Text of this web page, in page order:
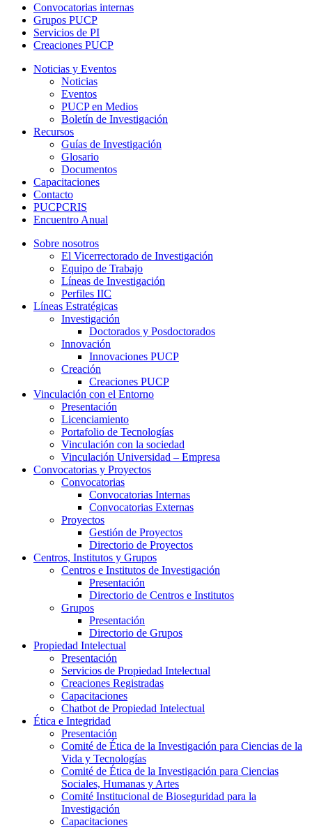
Convocatorias internas
Grupos PUCP
Servicios de PI
Creaciones PUCP
Noticias y Eventos
Noticias
Eventos
PUCP en Medios
Boletín de Investigación
Recursos
Guías de Investigación
Glosario
Documentos
Capacitaciones
Contacto
PUCPCRIS
Encuentro Anual
Sobre nosotros
El Vicerrectorado de Investigación
Equipo de Trabajo
Líneas de Investigación
Perfiles IIC
Líneas Estratégicas
Investigación
Doctorados y Posdoctorados
Innovación
Innovaciones PUCP
Creación
Creaciones PUCP
Vinculación con el Entorno
Presentación
Licenciamiento
Portafolio de Tecnologías
Vinculación con la sociedad
Vinculación Universidad – Empresa
Convocatorias y Proyectos
Convocatorias
Convocatorias Internas
Convocatorias Externas
Proyectos
Gestión de Proyectos
Directorio de Proyectos
Centros, Institutos y Grupos
Centros e Institutos de Investigación
Presentación
Directorio de Centros e Institutos
Grupos
Presentación
Directorio de Grupos
Propiedad Intelectual
Presentación
Servicios de Propiedad Intelectual
Creaciones Registradas
Capacitaciones
Chatbot de Propiedad Intelectual
Ética e Integridad
Presentación
Comité de Ética de la Investigación para Ciencias de la
Vida y Tecnologías
Comité de Ética de la Investigación para Ciencias
Sociales, Humanas y Artes
Comité Institucional de Bioseguridad para la
Investigación
Capacitaciones